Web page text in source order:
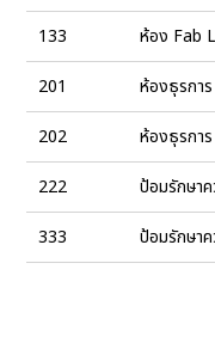
133
ห้อง Fab
201
ห้องธุรกา
202
ห้องธุรกา
222
ป้อมรักษา
333
ป้อมรักษา